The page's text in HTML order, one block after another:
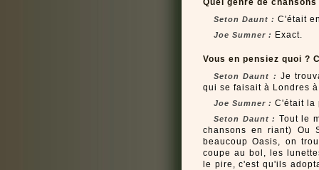
Quel genre de
Seton Daunt : C'était
Joe Sumner : Exact.
Vous en pensiez quoi ?
Seton Daunt : Je
qui se faisait à Londres
Joe Sumner : C'était la
Seton Daunt : Tout le
chansons en riant) Ou
beaucoup Oasis, on
coupe au bol, les
le pire, c'est qu'ils